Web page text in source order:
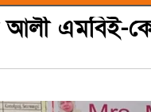
আলী এমবিই-